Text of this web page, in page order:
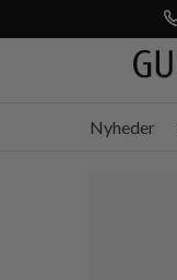
Nyheder